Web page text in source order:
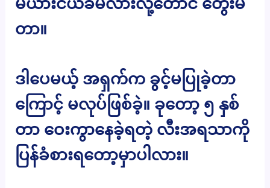
တာ။
ဒါပေမယ့် အရှက်က ခွင့်မပြုခဲ့တာ
ကြောင့် မလုပ်ဖြစ်ခဲ့။ ခုတော့ ၅ နှစ်
တာ ဝေးကွာနေခဲ့ရတဲ့ လီးအရသာကို
ပြန်ခံစားရတော့မှာပါလား။